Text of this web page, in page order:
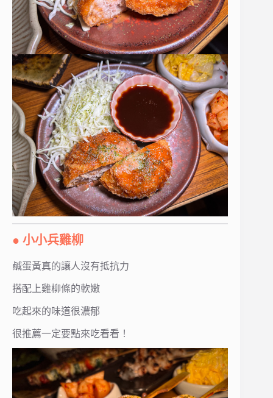
● 小小兵雞柳
鹹蛋黃真的讓人沒有抵抗力
搭配上雞柳條的軟嫩
吃起來的味道很濃郁
很推薦一定要點來吃看看！